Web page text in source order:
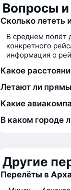
Вопросы
Сколько лететь
В среднем полёт
конкретного
информация о
Какое
Летают ли
Какие
В каком городе
Другие
Перелёты в